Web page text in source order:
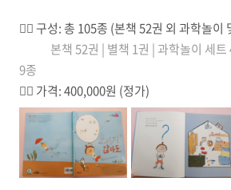
☝🏼 구성: 총 105종 (본책 52권 외 과학놀이
본책 52권 | 별책 1권 | 과학놀이 세트
9종
✌🏼 가격: 400,000원 (정가)